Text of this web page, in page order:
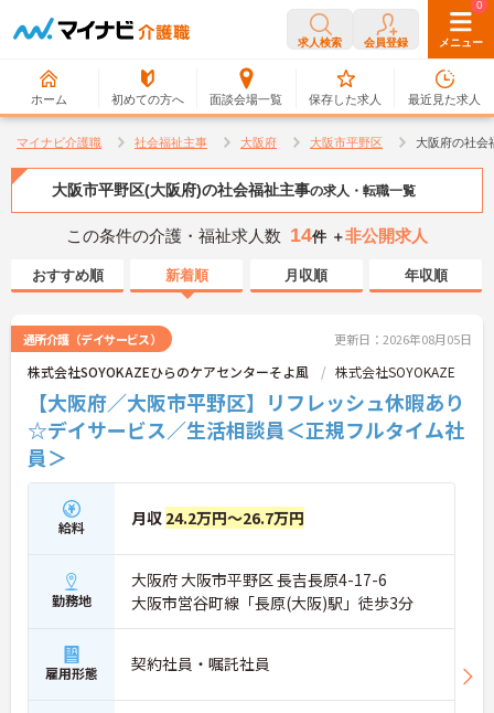
求人検索 会員登録 メニュー
ホーム 初めての方へ 面談会場一覧
0
保存した求人
0
最近見た求人
マイナビ介護職 社会福祉主事 大阪府 大阪市平野区 大阪府の社会
大阪市平野区(大阪府)の社会福祉主事の求人・転職一覧
この条件の介護・福祉求人数 14件 ＋非公開求人
おすすめ順 新着順 月収順 年収順
通所介護（デイサービス） 更新日：2026年08月05日
株式会社SOYOKAZEひらのケアセンターそよ風 株式会社SOYOKAZE
【大阪府／大阪市平野区】リフレッシュ休暇あり
☆デイサービス／生活相談員＜正規フルタイム社
員＞
給料 月収 24.2万円～26.7万円
勤務地
大阪府 大阪市平野区 長吉長原4-17-6
大阪市営谷町線「長原(大阪)駅」徒歩3分
雇用形態 契約社員・嘱託社員